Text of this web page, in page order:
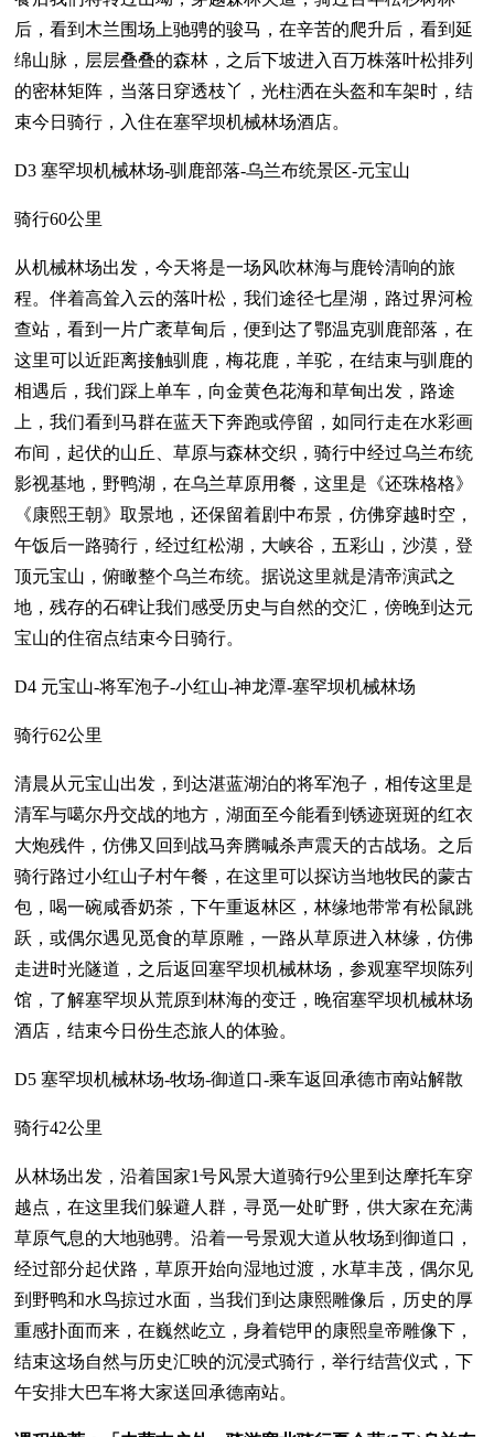
后，看到木兰围场上驰骋的骏马，在辛苦的爬升后，看到延
绵山脉，层层叠叠的森林，之后下坡进入百万株落叶松排列
的密林矩阵，当落日穿透枝丫，光柱洒在头盔和车架时，结
束今日骑行，入住在塞罕坝机械林场酒店。
D3 塞罕坝机械林场-驯鹿部落-乌兰布统景区-元宝山
骑行60公里
从机械林场出发，今天将是一场风吹林海与鹿铃清响的旅
程。伴着高耸入云的落叶松，我们途径七星湖，路过界河检
查站，看到一片广袤草甸后，便到达了鄂温克驯鹿部落，在
这里可以近距离接触驯鹿，梅花鹿，羊驼，在结束与驯鹿的
相遇后，我们踩上单车，向金黄色花海和草甸出发，路途
上，我们看到马群在蓝天下奔跑或停留，如同行走在水彩画
布间，起伏的山丘、草原与森林交织，骑行中经过乌兰布统
影视基地，野鸭湖，在乌兰草原用餐，这里是《还珠格格》
《康熙王朝》取景地，还保留着剧中布景，仿佛穿越时空，
午饭后一路骑行，经过红松湖，大峡谷，五彩山，沙漠，登
顶元宝山，俯瞰整个乌兰布统。据说这里就是清帝演武之
地，残存的石碑让我们感受历史与自然的交汇，傍晚到达元
宝山的住宿点结束今日骑行。
D4 元宝山-将军泡子-小红山-神龙潭-塞罕坝机械林场
骑行62公里
清晨从元宝山出发，到达湛蓝湖泊的将军泡子，相传这里是
清军与噶尔丹交战的地方，湖面至今能看到锈迹斑斑的红衣
大炮残件，仿佛又回到战马奔腾喊杀声震天的古战场。之后
骑行路过小红山子村午餐，在这里可以探访当地牧民的蒙古
包，喝一碗咸香奶茶，下午重返林区，林缘地带常有松鼠跳
跃，或偶尔遇见觅食的草原雕，一路从草原进入林缘，仿佛
走进时光隧道，之后返回塞罕坝机械林场，参观塞罕坝陈列
馆，了解塞罕坝从荒原到林海的变迁，晚宿塞罕坝机械林场
酒店，结束今日份生态旅人的体验。
D5 塞罕坝机械林场-牧场-御道口-乘车返回承德市南站解散
骑行42公里
从林场出发，沿着国家1号风景大道骑行9公里到达摩托车穿
越点，在这里我们躲避人群，寻觅一处旷野，供大家在充满
草原气息的大地驰骋。沿着一号景观大道从牧场到御道口，
经过部分起伏路，草原开始向湿地过渡，水草丰茂，偶尔见
到野鸭和水鸟掠过水面，当我们到达康熙雕像后，历史的厚
重感扑面而来，在巍然屹立，身着铠甲的康熙皇帝雕像下，
结束这场自然与历史汇映的沉浸式骑行，举行结营仪式，下
午安排大巴车将大家送回承德南站。